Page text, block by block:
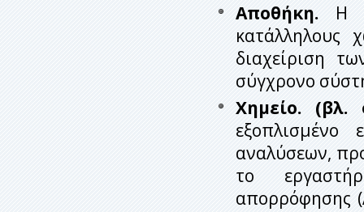
Αποθήκη. Η
κατάλληλους
διαχείριση
σύγχρονο
Χημείο. (βλ.
εξοπλισμένο
αναλύσεων,
το
απορρόφησης